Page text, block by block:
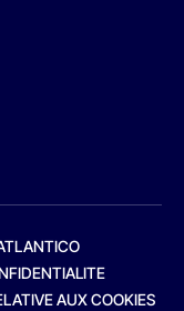
AUX COOKIES